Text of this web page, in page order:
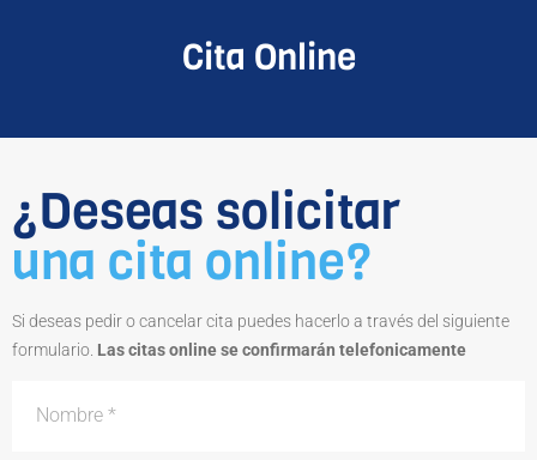
Cita Online
¿Deseas solicitar
una cita online?
Si deseas pedir o cancelar cita puedes hacerlo a través del siguiente
formulario. Las citas online se confirmarán telefonicamente